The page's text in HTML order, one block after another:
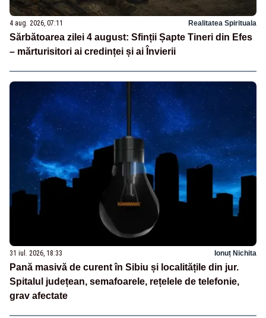
4 aug. 2026, 07:11 Realitatea Spirituala
Sărbătoarea zilei 4 august: Sfinții Șapte Tineri din Efes
– mărturisitori ai credinței și ai Învierii
31 iul. 2026, 18:33 Ionuț Nichita
Pană masivă de curent în Sibiu și localitățile din jur.
Spitalul județean, semafoarele, rețelele de telefonie,
grav afectate